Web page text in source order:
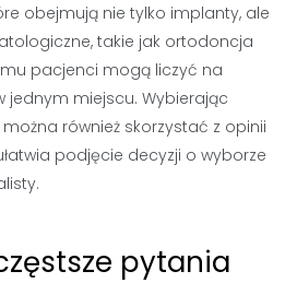
obejmują nie tylko implanty, ale
takie jak ortodoncja
pacjenci mogą liczyć na
jednym miejscu. Wybierając
również skorzystać z opinii
podjęcie decyzji o wyborze
pytania